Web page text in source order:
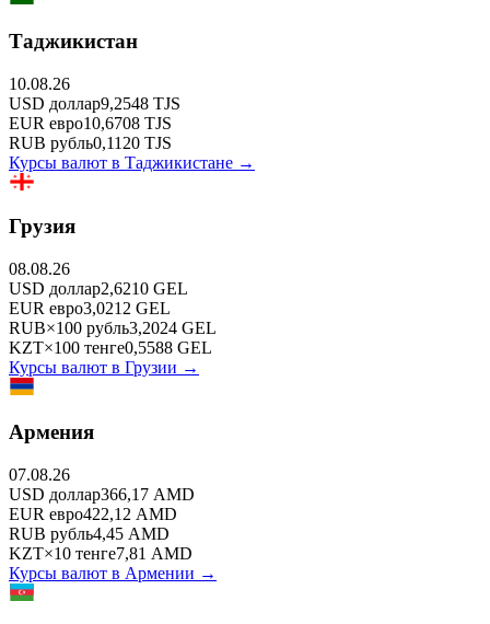
Таджикистан
10.08.26
USD доллар9,2548 TJS
EUR евро10,6708 TJS
RUB рубль0,1120 TJS
Курсы валют в Таджикистане →
Грузия
08.08.26
USD доллар2,6210 GEL
EUR евро3,0212 GEL
RUB×100 рубль3,2024 GEL
KZT×100 тенге0,5588 GEL
Курсы валют в Грузии →
Армения
07.08.26
USD доллар366,17 AMD
EUR евро422,12 AMD
RUB рубль4,45 AMD
KZT×10 тенге7,81 AMD
Курсы валют в Армении →